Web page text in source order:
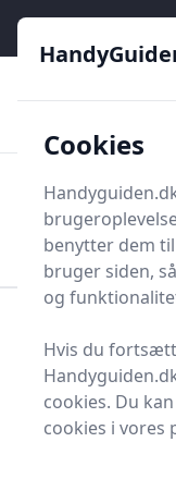
Søg nu
Søg nu
Bølgeplade
2025 -
Cookies
benytter dem
bruger siden,
og
Hvis du
cookies. Du
cookies i vores